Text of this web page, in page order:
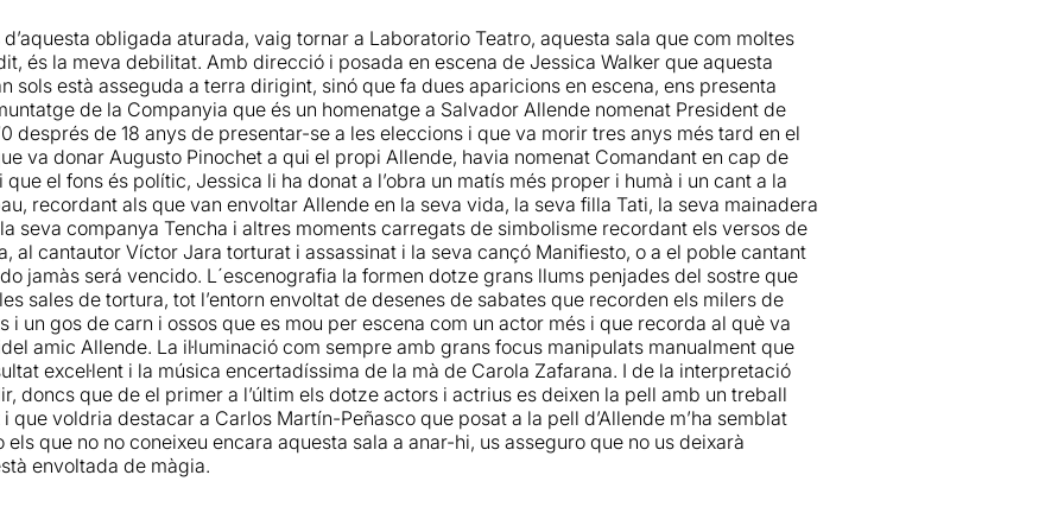
un dels seus temes més coneguts
“Manifesto”
i al personatge de Pinochet parlant a
urbana.
font d’il·luminació s'utilitzen un parell de focus manipulats manualment per crear tot
al llarg de la representació. El resultat és realment impressionant.
com sempre brutal!!! L’entrega de totes és impressionant. Impressionant en tots sentits:
moviment i expressió. En els muntatges de Jessica Walkerhi ha constants canvis de
de personatges a interpretar, coreografies, canvis d’atmosfera, molt de moviment,... Molt
d’Allende, i brutal interpretació deCarlos Martín-Peñasco.
planteja de manera no lineal. Fa salts en el temps, i hi ha encreuaments entre
mostra a la persona (pare, espòs i fill) i al líder popular (al polític, al constitucionalista i al
"Allende" és la memòria de un poble que ha patit i pateix les conseqüències de una
transitar un munt de personatges. Víctimes i botxins. Revolucionaris, torturadors, soldats,
les mares dels desapareguts, intel·lectuals, dictadors i presidents.
electorals, cants de llibertat i un fragment de de l’obra poètica de
que és un homenatge a la persona que hi havia darrere del políticSalvador Allende(1908-
el dia 11 de setembre al Palau de La Moneda de Santiago de Xile. Un polític que va
amb el poble.
de 1973, August Pinochet, Comandant en cap de l'Exèrcit Xilè, que el mateix
nomenat 18 dies abans,va liderar un cop d'estat, bombardejant el Palau de la Moneda.
diaXile va viure 15 anys de dictadura. Una dictadura amb milers de detinguts i
tortures, violacions, ... en una constant vulneració dels drets humans.
i en Miquel,vàrem viure aquest moment històric molt intensament, ja que llavors érem
força polititzats. Una època de manca de llibertats a casa nostra, en què lluitàvem per
de la dictadura franquistai corríem força sovint davant dels "grisos". Potser per aquest fet,
més d'aquesta proposta escènica i malgrat que ens ha interessat, com sempre ho fan tots
d'aquesta companyia, tambéen part ens ha decebut una mica.
Peñascoés Salvador Allende iRoser Vallvéés la seva filla Beatriz, “Tati la revolucionaria”
estat magnífics en aquests papers, i han interpretat també altres papers.
Soler Close, Jessica Walker i Carola Zafarana,
obligada aturada, vaig tornar a Laboratorio Teatro, aquesta sala que com moltes
és la meva debilitat. Amb direcció i posada en escena de Jessica Walker que aquesta
sols està asseguda a terra dirigint, sinó que fa dues aparicions en escena, ens presenta
de la Companyia que és un homenatge a Salvador Allende nomenat President de
després de 18 anys de presentar-se a les eleccions i que va morir tres anys més tard en el
va donar Augusto Pinochet a qui el propi Allende, havia nomenat Comandant en cap de
que el fons és polític, Jessica li ha donat a l’obra un matís més proper i humà i un cant a la
recordant als que van envoltar Allende en la seva vida, la seva filla Tati, la seva mainadera
seva companya Tencha i altres moments carregats de simbolisme recordant els versos de
al cantautor Víctor Jara torturat i assassinat i la seva cançó Manifiesto, o a el poble cantant
jamàs será vencido. L´escenografia la formen dotze grans llums penjades del sostre que
sales de tortura, tot l’entorn envoltat de desenes de sabates que recorden els milers de
i un gos de carn i ossos que es mou per escena com un actor més i que recorda al què va
amic Allende. La il·luminació com sempre amb grans focus manipulats manualment que
excel·lent i la música encertadíssima de la mà de Carola Zafarana. I de la interpretació
doncs que de el primer a l’últim els dotze actors i actrius es deixen la pell amb un treball
i que voldria destacar a Carlos Martín-Peñasco que posat a la pell d’Allende m’ha semblat
els que no no coneixeu encara aquesta sala a anar-hi, us asseguro que no us deixarà
envoltada de màgia.